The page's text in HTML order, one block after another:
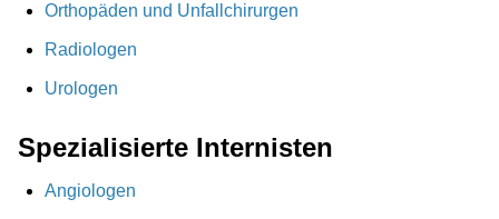
Orthopäden und Unfallchirurgen
Radiologen
Urologen
Spezialisierte Internisten
Angiologen